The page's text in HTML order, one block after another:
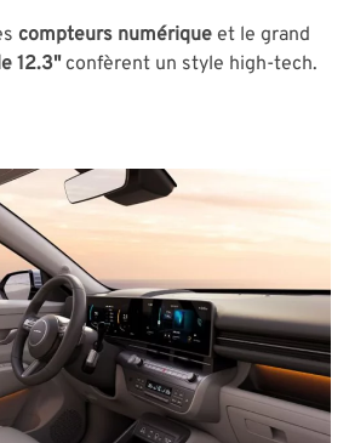
compteurs numérique et le grand
12.3"confèrent un style high-tech.